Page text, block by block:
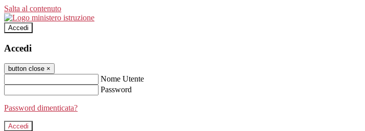
Salta al contenuto
Accedi
Accedi
button close ×
Nome Utente
Password
Password dimenticata?